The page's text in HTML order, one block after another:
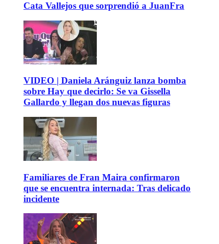
Cata Vallejos que sorprendió a JuanFra
VIDEO | Daniela Aránguiz lanza bomba
sobre Hay que decirlo: Se va Gissella
Gallardo y llegan dos nuevas figuras
Familiares de Fran Maira confirmaron
que se encuentra internada: Tras delicado
incidente